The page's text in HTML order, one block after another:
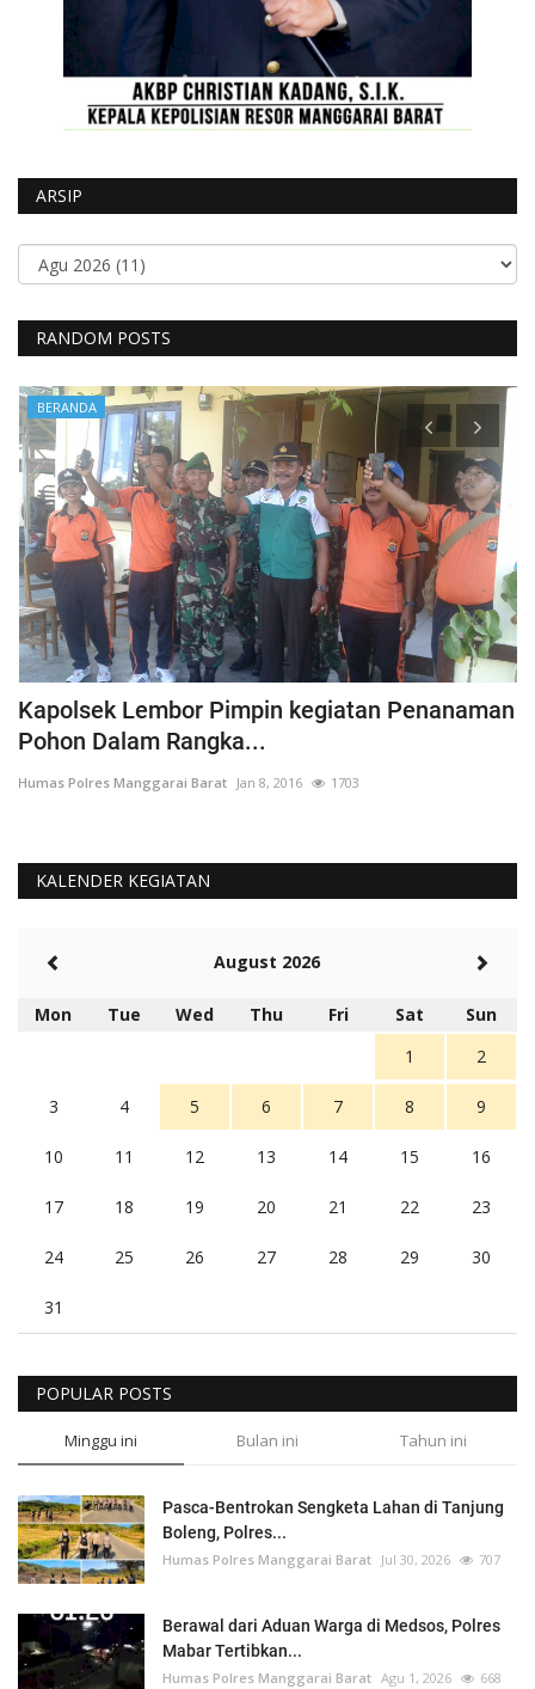
ARSIP
RANDOM POSTS
BERANDA
Kapolsek Lembor Pimpin kegiatan Penanaman
Pohon Dalam Rangka...
Humas Polres Manggarai Barat Jan 8, 2016 1703
KALENDER KEGIATAN
August 2026
Mon Tue Wed Thu Fri Sat
Sun
1
2
3 4 5 6 7 8 9
10 11 12 13 14 15 16
17 18 19 20 21 22 23
24 25 26 27 28 29 30
31
POPULAR POSTS
Minggu ini Bulan ini Tahun ini
Pasca-Bentrokan Sengketa Lahan di Tanjung
Boleng, Polres...
Humas Polres Manggarai Barat Jul 30, 2026 707
Berawal dari Aduan Warga di Medsos, Polres
Mabar Tertibkan...
Humas Polres Manggarai Barat Agu 1, 2026 668